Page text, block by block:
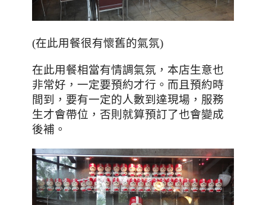
(在此用餐很有懷舊的氣氛)
在此用餐相當有情調氣氛 ，本店生意也
非常好 ，一定要預約才行。而且預約時
間到 ，要有一定的人數到達現場 ，服務
生才會帶位 ，否則就算預訂了也會變成
後補 。